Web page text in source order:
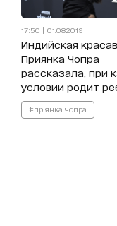
17:50 | 01.08.2019
Индийская
Приянка Чопра
рассказала, при
условии родит
#пріянка чопра